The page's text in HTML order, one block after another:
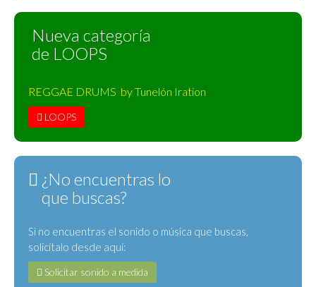
Nueva categoría
de LOOPS
REGGAE DRUMS by Tunelón Iration
LOOPS
¿No encuentras lo
que buscas?
Si no encuentras el sonido o música que buscas,
solicítalo desde aquí:
Solicitar sonido a medida